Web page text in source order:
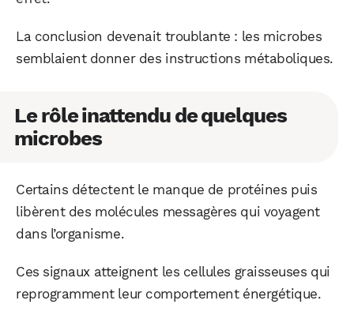
La conclusion devenait troublante : les microbes
semblaient donner des instructions métaboliques.
Le rôle inattendu de quelques
microbes
Certains détectent le manque de protéines puis
libèrent des molécules messagères qui voyagent
dans l’organisme.
Ces signaux atteignent les cellules graisseuses qui
reprogramment leur comportement énergétique.
WhatsApp Telegram Email